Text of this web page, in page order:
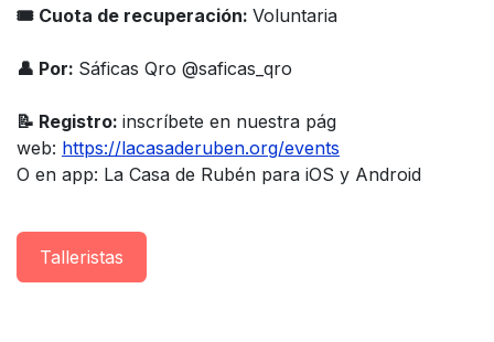
🎟 Cuota de recuperación: Voluntaria
👤 Por: Sáficas Qro @saficas_qro
📝 Registro: inscríbete en nuestra pág
web: https://lacasaderuben.org/events
O en app: La Casa de Rubén para iOS y Android
Taller​istas